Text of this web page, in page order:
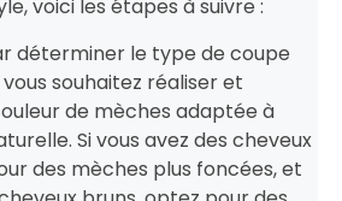
voici les étapes à suivre :
déterminer le type de coupe
souhaitez réaliser et
de mèches adaptée à
Si vous avez des cheveux
des mèches plus foncées, et